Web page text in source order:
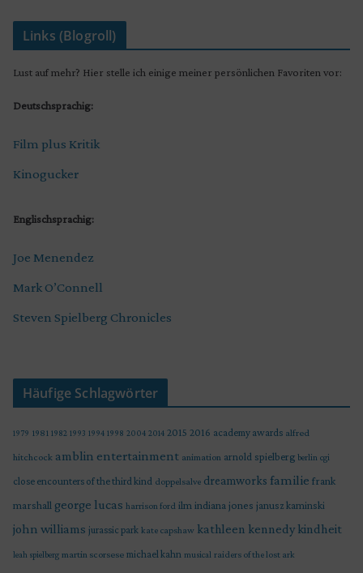
Links (Blogroll)
Lust auf mehr? Hier stelle ich einige meiner persönlichen Favoriten vor:
Deutschsprachig:
Film plus Kritik
Kinogucker
Englischsprachig:
Joe Menendez
Mark O’Connell
Steven Spielberg Chronicles
Häufige Schlagwörter
1979 1981 1982 1993 1994 1998 2004 2014 2015 2016 academy awards alfred
hitchcock amblin entertainment animation arnold spielberg berlin cgi
close encounters of the third kind doppelsalve dreamworks familie frank
marshall george lucas harrison ford ilm indiana jones janusz kaminski
john williams jurassic park kate capshaw kathleen kennedy kindheit
leah spielberg martin scorsese michael kahn musical raiders of the lost ark